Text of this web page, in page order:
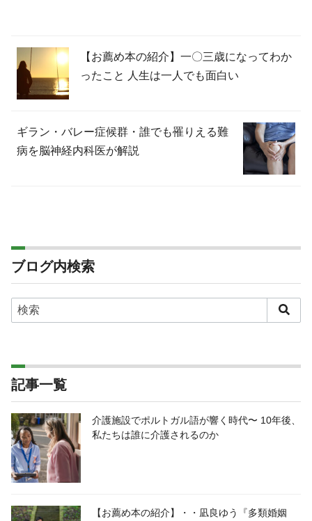
【お薦め本の紹介】一〇三歳になってわか
ったこと 人生は一人でも面白い
ギラン・バレー症候群・誰でも罹りえる難
病を脳神経内科医が解説
ブログ内検索
記事一覧
介護施設でポルトガル語が響く時代〜 10年後、
私たちは誰に介護されるのか
【お薦め本の紹介】・・凪良ゆう『多類婚姻